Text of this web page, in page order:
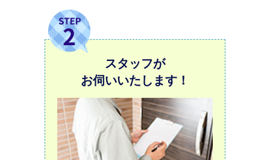
スタッフが
お伺いいたします！